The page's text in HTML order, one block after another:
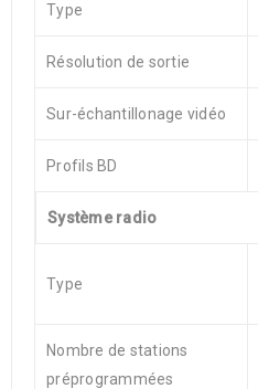
Type
Résolution de sortie
Sur-échantillonage vidéo
Profils BD
Système radio
Type
Nombre de stations
préprogrammées